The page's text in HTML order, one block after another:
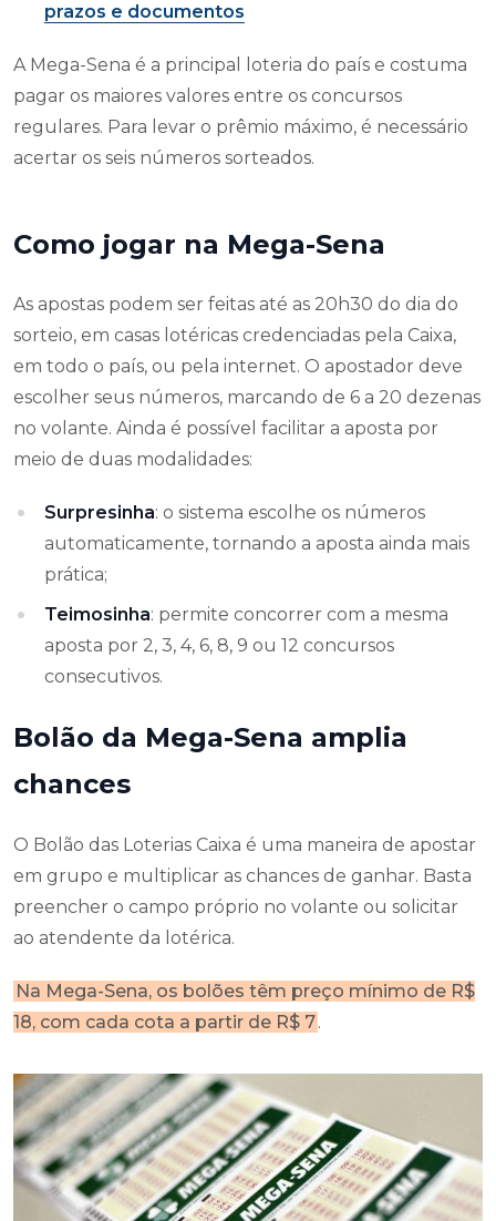
prazos e documentos
A Mega-Sena é a principal loteria do país e costuma
pagar os maiores valores entre os concursos
regulares. Para levar o prêmio máximo, é necessário
acertar os seis números sorteados.
Como jogar na Mega-Sena
As apostas podem ser feitas até as 20h30 do dia do
sorteio, em casas lotéricas credenciadas pela Caixa,
em todo o país, ou pela internet. O apostador deve
escolher seus números, marcando de 6 a 20 dezenas
no volante. Ainda é possível facilitar a aposta por
meio de duas modalidades:
Surpresinha: o sistema escolhe os números
automaticamente, tornando a aposta ainda mais
prática;
Teimosinha: permite concorrer com a mesma
aposta por 2, 3, 4, 6, 8, 9 ou 12 concursos
consecutivos.
Bolão da Mega-Sena amplia
chances
O Bolão das Loterias Caixa é uma maneira de apostar
em grupo e multiplicar as chances de ganhar. Basta
preencher o campo próprio no volante ou solicitar
ao atendente da lotérica.
Na Mega-Sena, os bolões têm preço mínimo de R$
18, com cada cota a partir de R$ 7.